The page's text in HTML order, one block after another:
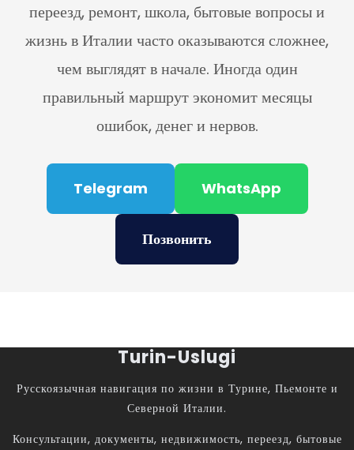
переезд, ремонт, школа, бытовые вопросы и
жизнь в Италии часто оказываются сложнее,
чем выглядят в начале. Иногда один
правильный маршрут экономит месяцы
ошибок, денег и нервов.
Telegram WhatsApp
Позвонить
Turin-Uslugi
Русскоязычная навигация по жизни в Турине, Пьемонте и
Северной Италии.
Консультации, документы, недвижимость, переезд, бытовые